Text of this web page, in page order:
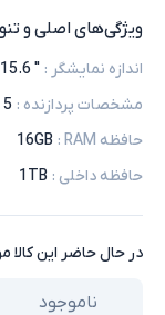
ویژگی‌های اصلی و
اندازه نمایشگر :
" 15.6
مشخصات پردازنده :
5 Ryzen
حافظه RAM
:
16GB
حافظه داخلی :
1TB
در حال حاضر این کالا
ناموجود